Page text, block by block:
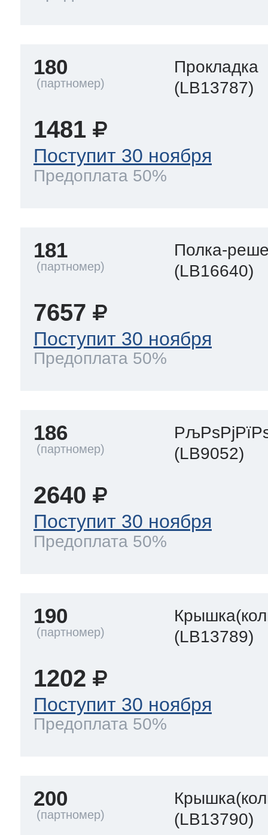
180
Прокладка
(LB13787)
1481
Поступит 30 ноября
Предоплата 50%
181
Полка-
(LB16640)
7657
Поступит 30 ноября
Предоплата 50%
186
(LB9052)
2640
Поступит 30 ноября
Предоплата 50%
190
(LB13789)
1202
Поступит 30 ноября
Предоплата 50%
200
(LB13790)